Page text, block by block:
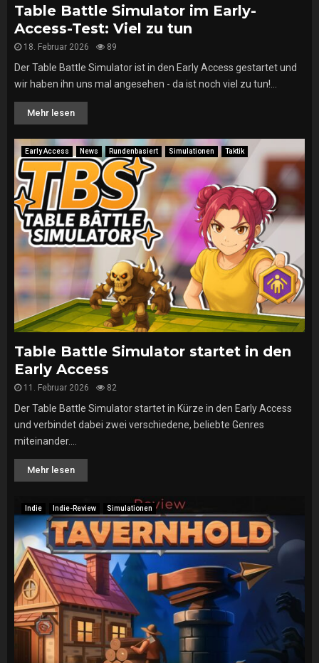
Table Battle Simulator im Early-
Access-Test: Viel zu tun
18. Februar 2026 89
Der Table Battle Simulator ist in den Early Access gestartet und
wir haben ihn uns mal angesehen - da ist noch viel zu tun!...
Mehr lesen
Early Access News Rundenbasiert Simulationen Taktik
Table Battle Simulator startet in den
Early Access
11. Februar 2026 82
Der Table Battle Simulator startet in Kürze in den Early Access
und verbindet dabei zwei verschiedene, beliebte Genres
miteinander....
Mehr lesen
Indie Indie-Review Simulationen